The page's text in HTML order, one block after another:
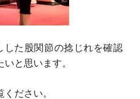
した股関節の捻じれを確認
と思います。
ださい。